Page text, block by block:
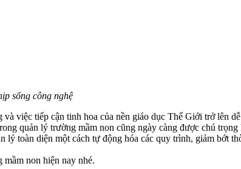
sống công nghệ
việc tiếp cận tinh hoa của nền giáo dục Thế Giới trở lên
quản lý trường mầm non cũng ngày càng được chú trọng
toàn diện một cách tự động hóa các quy trình, giảm bớt
non hiện nay nhé.